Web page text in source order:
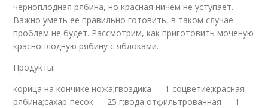
черноплодная рябина, но красная ничем не уступает.
Важно уметь ее правильно готовить, в таком случае
проблем не будет. Рассмотрим, как приготовить моченую
красноплодную рябину с яблоками.
Продукты:
корица на кончике ножа;гвоздика — 1 соцветие;красная
рябина;сахар-песок — 25 г;вода отфильтрованная — 1